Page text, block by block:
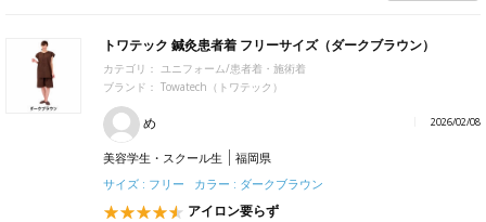
トワテック 鍼灸患者着 フリーサイズ（ダークブラウン）
カテゴリ：
ユニフォーム/患者着・施術着
ブランド： Towatech（トワテック）
め 2026/02/08
美容学生・スクール生
福岡県
サイズ : フリー カラー : ダークブラウン
アイロン要らず